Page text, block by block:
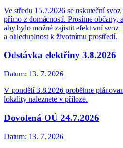
Ve středu 15.7.2026 se uskuteční
přímo z domácností. Prosíme občany,
aby bylo možné zajistit efektivní svoz.
a ohleduplnost k životnímu prostředí.
Odstávka elektřiny 3.8.2026
Datum: 13. 7. 2026
V pondělí 3.8.2026 proběhne
lokality naleznete v příloze.
Dovolená OÚ 24.7.2026
Datum: 13. 7. 2026